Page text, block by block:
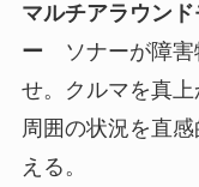
マルチアラウン
ー ソナーが障害
せ。クルマを真
周囲の状況を直
える。